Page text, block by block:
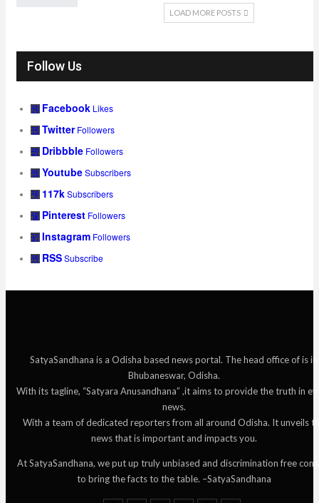
LOAD MORE POSTS
Follow Us
Facebook Likes
Twitter Followers
Dribbble Followers
YoutubeSubscribers
117kSubscribers
Pinterest Followers
Instagram Followers
RSSSubscribe
SatyaSandhana is a Odisha based news portal. The head office of is in
Bhubaneswar, Odisha.
With its tagline, “Satyara Anusandhana” ,it aims to provide the truth in
news.
With a team of dedicated reporters from all around Odisha. It unveils
news that is important and impacts you.
At SatyaSandhana, we put up truly unbiased and discrimination free
to bring the facts to the table. –SatyaSandhana